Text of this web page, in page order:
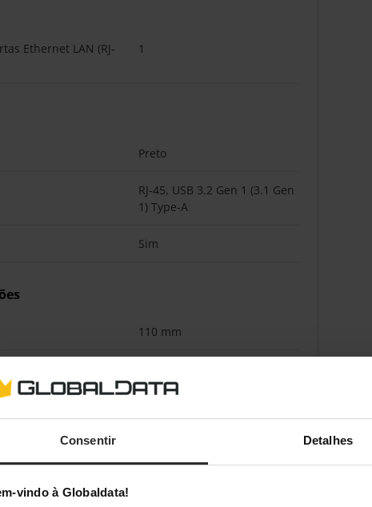
Consentir Detalhes
vindo à Globaldata!
Ethernet LAN (RJ-
1
Preto
RJ-45, USB 3.2 Gen 1 (3.1 Gen
1) Type-A
Sim
110 mm